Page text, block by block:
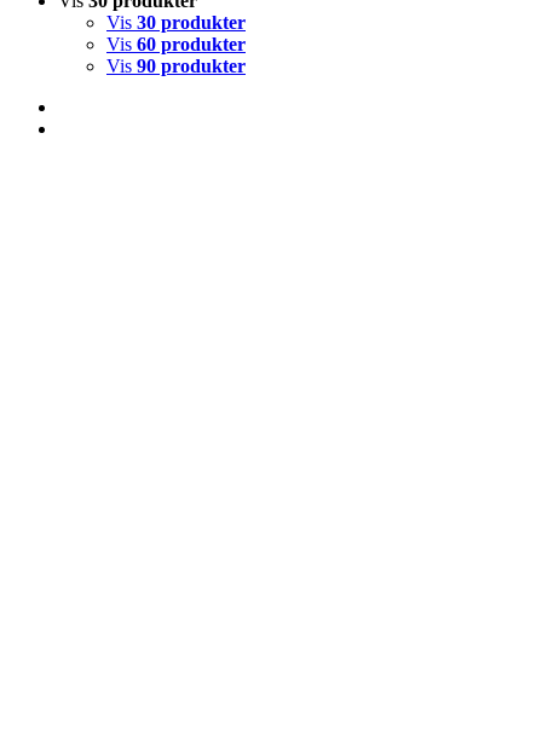
Vis 30 produkter
Vis 60 produkter
Vis 90 produkter